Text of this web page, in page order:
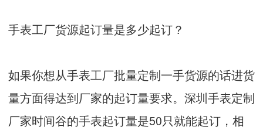
手表工厂货源起订量是多少起订？
如果你想从手表工厂批量定制一手货源的话进货
量方面得达到厂家的起订量要求。深圳手表定制
厂家时间谷的手表起订量是50只就能起订，相